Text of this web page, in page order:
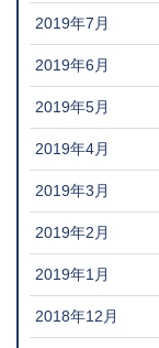
2019年7月
2019年6月
2019年5月
2019年4月
2019年3月
2019年2月
2019年1月
2018年12月